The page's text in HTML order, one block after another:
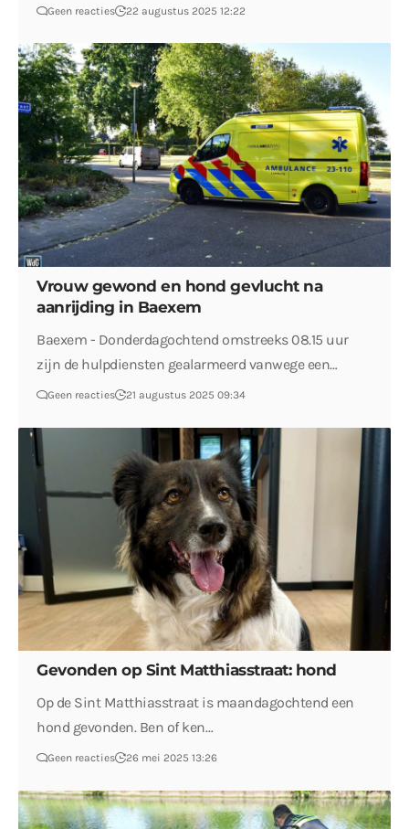
Geen reacties 22 augustus 2025 12:22
Vrouw gewond en hond gevlucht na
aanrijding in Baexem
Baexem - Donderdagochtend omstreeks 08.15 uur
zijn de hulpdiensten gealarmeerd vanwege een…
Geen reacties 21 augustus 2025 09:34
Gevonden op Sint Matthiasstraat: hond
Op de Sint Matthiasstraat is maandagochtend een
hond gevonden. Ben of ken…
Geen reacties 26 mei 2025 13:26